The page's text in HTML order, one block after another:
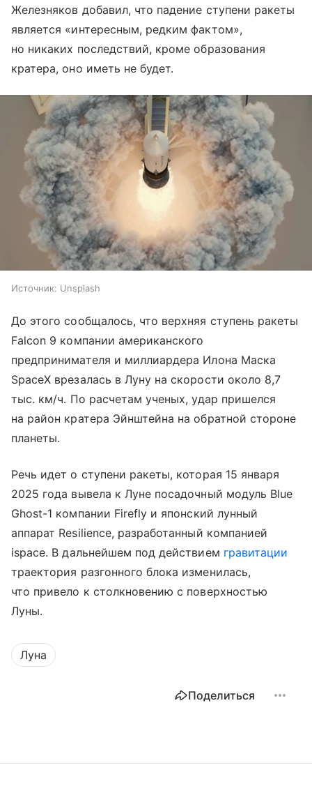
Железняков добавил, что падение ступени ракеты
является «интересным, редким фактом»,
но никаких последствий, кроме образования
кратера, оно иметь не будет.
Источник: Unsplash
До этого сообщалось, что верхняя ступень ракеты
Falcon 9 компании американского
предпринимателя и миллиардера Илона Маска
SpaceX врезалась в Луну на скорости около 8,7
тыс. км/ч. По расчетам ученых, удар пришелся
на район кратера Эйнштейна на обратной стороне
планеты.
Речь идет о ступени ракеты, которая 15 января
2025 года вывела к Луне посадочный модуль Blue
Ghost-1 компании Firefly и японский лунный
аппарат Resilience, разработанный компанией
ispace. В дальнейшем под действием гравитации
траектория разгонного блока изменилась,
что привело к столкновению с поверхностью
Луны.
Луна
Поделиться